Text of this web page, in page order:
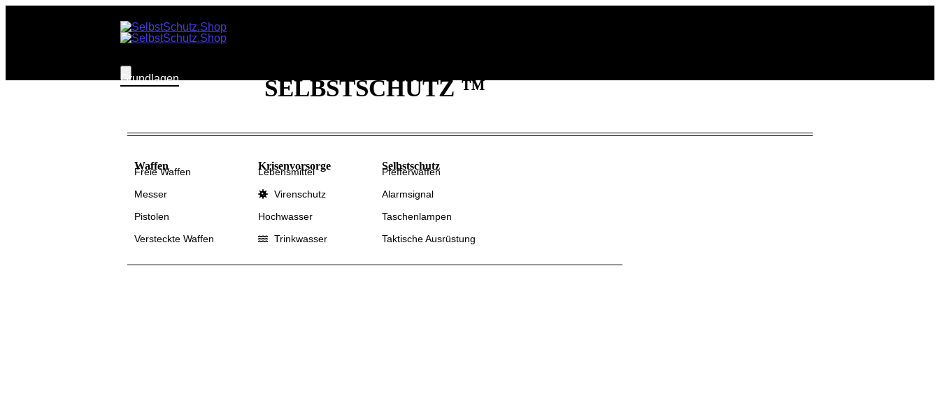
Grundlagen
Lebensmittelvorrat
Sicherheit
Grundlagen:
SELBSTSCHUTZ ™
Waffen
Freie Waffen
Messer
Pistolen
Versteckte Waffen
Krisenvorsorge
Lebensmittel
Virenschutz
Hochwasser
Trinkwasser
Selbstschutz
Pfefferwaffen
Alarmsignal
Taschenlampen
Taktische Ausrüstung